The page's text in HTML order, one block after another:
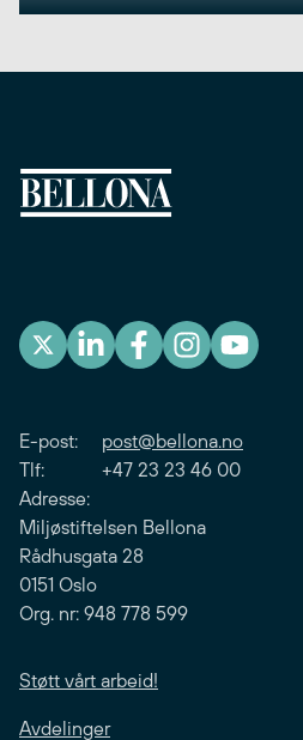
E-post: post@bellona.no
Tlf: +47 23 23 46 00
Adresse:
Miljøstiftelsen Bellona
Rådhusgata 28
0151 Oslo
Org. nr: 948 778 599
Støtt vårt arbeid!
Avdelinger